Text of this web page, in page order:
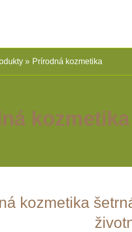
Prírodná kozmetika
kozmetika
kozmetika